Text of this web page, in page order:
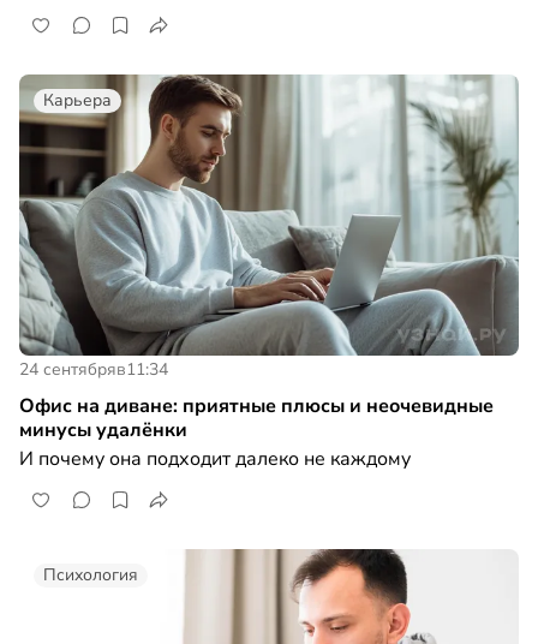
Карьера
24 сентябряв11:34
Офис на диване: приятные плюсы и неочевидные
минусы удалёнки
И почему она подходит далеко не каждому
Психология